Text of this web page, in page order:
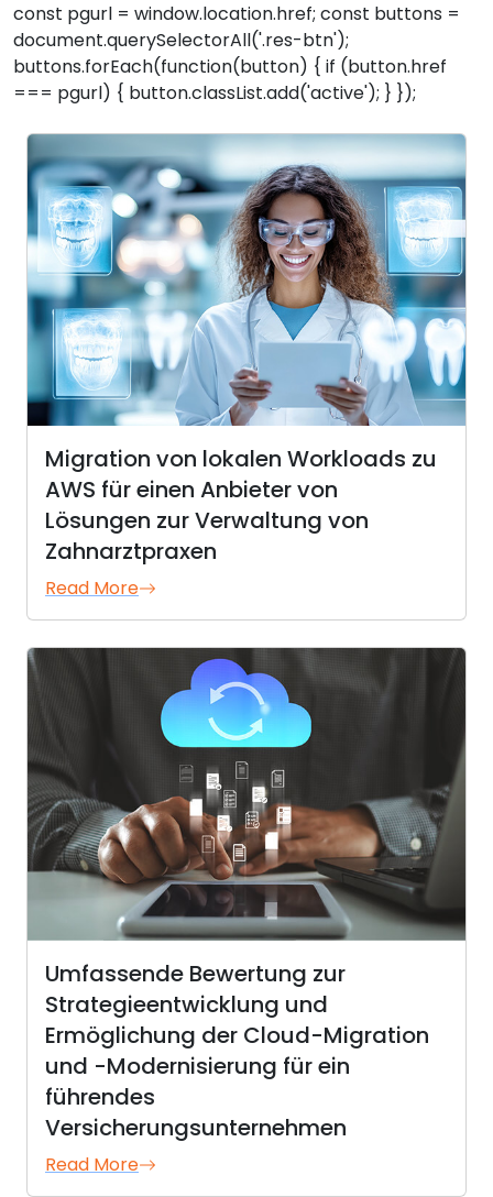
const pgurl = window.location.href; const buttons =
document.querySelectorAll('.res-btn');
buttons.forEach(function(button) { if (button.href
=== pgurl) { button.classList.add('active'); } });
Migration von lokalen Workloads zu
AWS für einen Anbieter von
Lösungen zur Verwaltung von
Zahnarztpraxen
Read More
Umfassende Bewertung zur
Strategieentwicklung und
Ermöglichung der Cloud-Migration
und -Modernisierung für ein
führendes
Versicherungsunternehmen
Read More